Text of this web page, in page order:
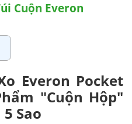
Cuộn Everon
Everon Pocket
"Cuộn Hộp"
Sao